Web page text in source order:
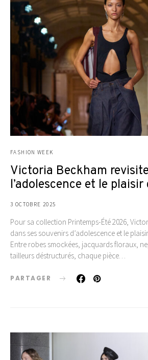
FASHION WEEK
Victoria Beckham revisite
l’adolescence et le plaisir
3 OCTOBRE 2025
Pour sa collection Printemps-Été 2026,
dans ses souvenirs d’adolescence et le
Entre robes smockées, jacquards floraux,
tailleurs déstructurés, chaque pièce…
PARTAGER